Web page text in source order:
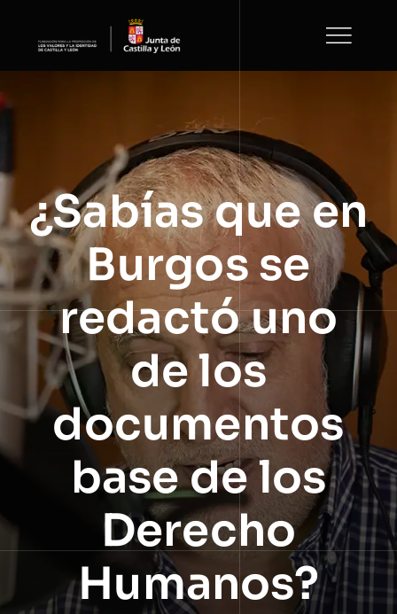
contenido
¿Sabías que en
Burgos se
redactó uno
de los
documentos
base de los
Derecho
Humanos?